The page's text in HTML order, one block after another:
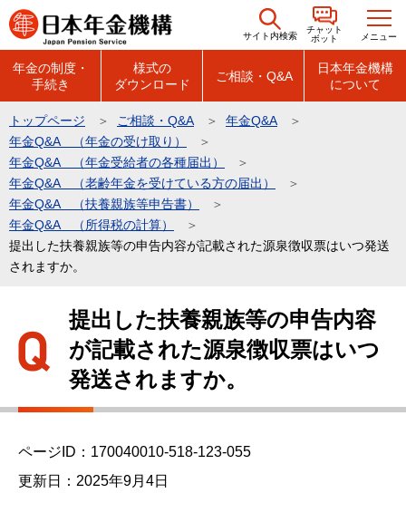
こ
の
の
先
頭
で
す
サイト内検索
チャット
ボット
メニュー
年金の制度・
手続き
様式の
ダウンロード
ご相談・Q&A
日本年金機構
について
トップページ ご相談・Q&A
年金Q&A
年金Q&A （年金の受け取り）
年金Q&A （年金受給者の各種届出）
年金Q&A （老齢年金を受けている方の届出）
年金Q&A （扶養親族等申告書）
年金Q&A （所得税の計算）
提出した扶養親族等の申告内容が記載された源泉徴収票はいつ発送
されますか。
提出した扶養親族等の申告内容
が記載された源泉徴収票はいつ
発送されますか。
ページID：170040010-518-123-055
更新日：2025年9月4日